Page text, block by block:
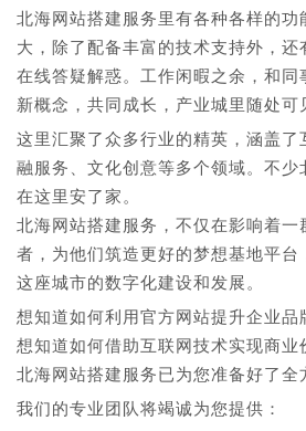
北海网站搭建服务里有各种各样的功
大，除了配备丰富的技术支持外，
在线答疑解惑。工作闲暇之余，和同
新概念，共同成长，产业城里随处可
这里汇聚了众多行业的精英，涵盖了
融服务、文化创意等多个领域。不
在这里安了家。
北海网站搭建服务，不仅在影响着一
者，为他们筑造更好的梦想基地平
这座城市的数字化建设和发展。
想知道如何利用官方网站提升企业品
想知道如何借助互联网技术实现商业
北海网站搭建服务已为您准备好了全
我们的专业团队将竭诚为您提供：